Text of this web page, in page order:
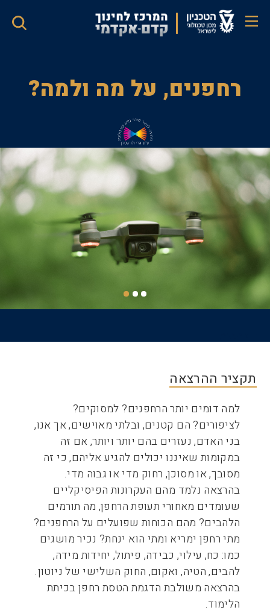
לתוכן
העיקרי
רחפנים, על מה ולמה?
תקציר ההרצאה
למה דומים יותר הרחפנים? למסוקים?
לציפורים? הם קטנים, ובלתי מאוישים, אך אנו,
בני האדם, נעזרים בהם יותר ויותר, אם זה
במקומות שאיננו יכולים להגיע אליהם, כי זה
מסובך, או מסוכן, רחוק מדי או גבוה מדי.
בהרצאה נלמד מהם העקרונות הפיסיקליים
שעומדים מאחורי תעופת הרחפן, מה תורמים
הלהבים? מהם הכוחות שפועלים על הרחפנים?
מתי רחפן ימריא ומתי הוא ינחת? נכיר מושגים
כמו: כח, עילוי, כבידה, פיתול, יחידות מידה,
להבים, הטיה, ואקום, החוק השלישי של ניוטון.
בהרצאה משולבת הדגמת הטסת רחפן בכיתת
הלימוד.